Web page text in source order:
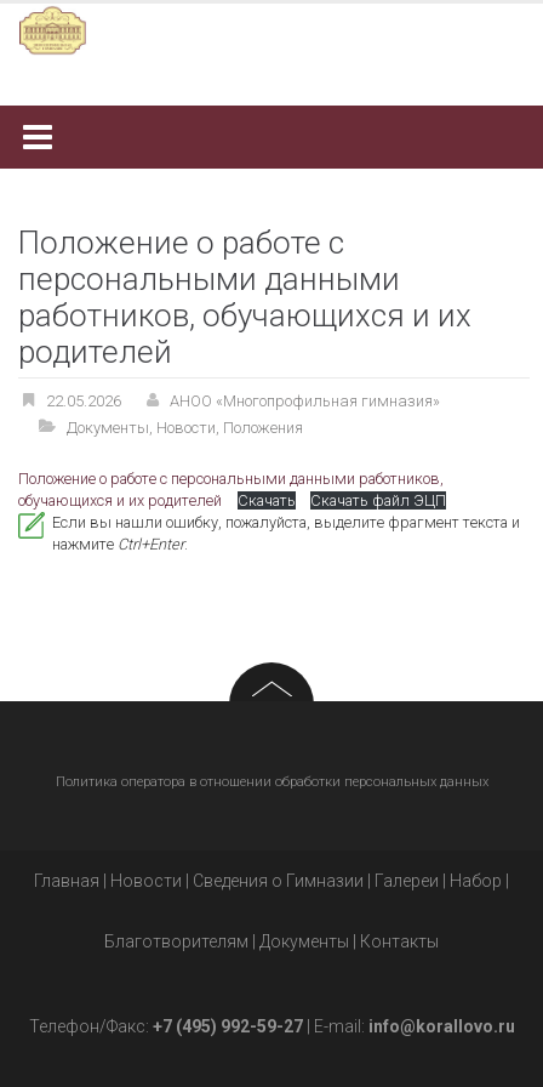
Наверх
Положение о работе с
персональными данными
работников, обучающихся и их
родителей
22.05.2026
АНОО «Многопрофильная гимназия»
Документы Новости Положения
Положение о работе с персональными данными работников,
обучающихся и их родителей
Скачать
Скачать файл ЭЦП
Если вы нашли ошибку, пожалуйста, выделите фрагмент текста и
нажмите Ctrl+Enter.
Политика оператора в отношении обработки персональных данных
Главная | Новости | Сведения о Гимназии | Галереи | Набор |
Благотворителям | Документы | Контакты
Телефон/Факс: +7 (495) 992-59-27| E-mail: info@korallovo.ru